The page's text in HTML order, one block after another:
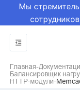
Мы
Главная
Балансировщик
HTTP-модули